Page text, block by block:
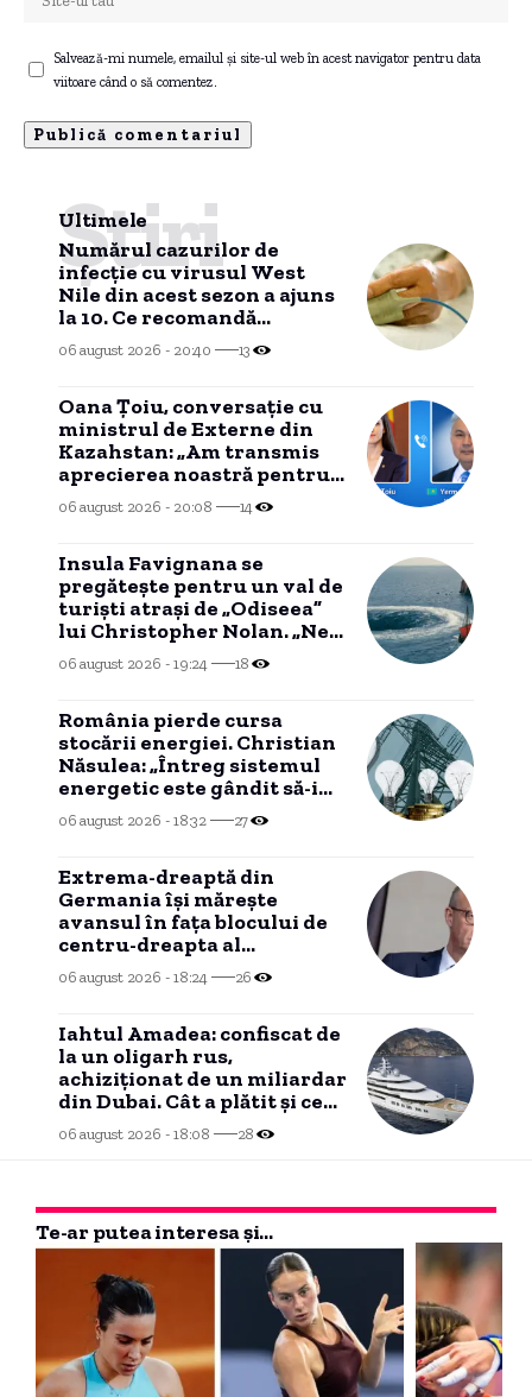
Salvează-mi numele, emailul și site-ul web în acest navigator pentru data
viitoare când o să comentez.
Ultimele
Știri
Numărul cazurilor de
infecție cu virusul West
Nile din acest sezon a ajuns
la 10. Ce recomandă
autoritățile
06 august 2026 - 20:40 13
Oana Țoiu, conversație cu
ministrul de Externe din
Kazahstan: „Am transmis
aprecierea noastră pentru
reluarea exporturilor de
țiței”
06 august 2026 - 20:08 14
Insula Favignana se
pregăteşte pentru un val de
turişti atraşi de „Odiseea”
lui Christopher Nolan. „Ne-
ar putea face rău”
06 august 2026 - 19:24 18
România pierde cursa
stocării energiei. Christian
Năsulea: „Întreg sistemul
energetic este gândit să-i
dezavantajeze pe cetățeni”
06 august 2026 - 18:32 27
Extrema-dreaptă din
Germania îşi măreşte
avansul în faţa blocului de
centru-dreapta al
cancelarului Friedrich Merz
(sondaj)
06 august 2026 - 18:24 26
Iahtul Amadea: confiscat de
la un oligarh rus,
achiziționat de un miliardar
din Dubai. Cât a plătit și ce
intenționează să facă cu el
noul proprietar.
06 august 2026 - 18:08 28
Te-ar putea interesa și...